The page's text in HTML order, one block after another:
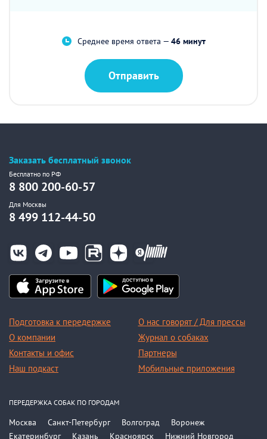
Среднее время ответа — 46 минут
Отправить
Заказать бесплатный звонок
Бесплатно по РФ
8 800 200-60-57
Для Москвы
8 499 112-44-50
Подготовка к передержке
О компании
Контакты и офис
Наш подкаст
О нас говорят / Для прессы
Журнал о собаках
Партнеры
Мобильные приложения
ПЕРЕДЕРЖКА СОБАК ПО ГОРОДАМ
Москва Санкт-Петербург Волгоград
Воронеж
Екатеринбург
Казань Красноярск Нижний Новгород